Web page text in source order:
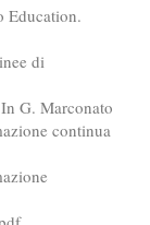
Education.
di
G. Marconato
continua